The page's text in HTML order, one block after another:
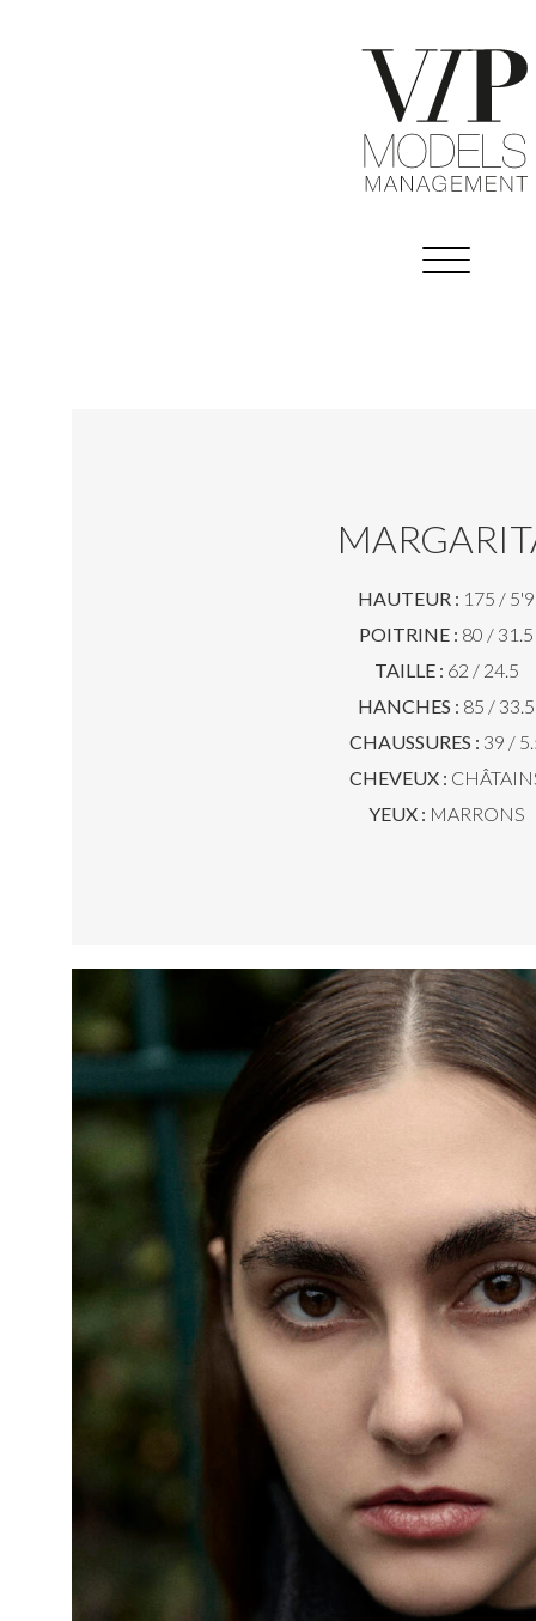
HAUTEUR : 175 / 5'9
POITRINE : 80 / 31.5
TAILLE : 62 / 24.5
HANCHES : 85 / 33.5
CHAUSSURES : 39 /
CHEVEUX :
YEUX : MARRONS